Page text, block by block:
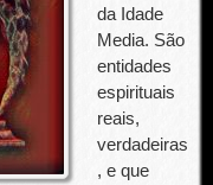
da Idade
Media. São
entidades
espirituais
reais,
verdadeiras
, e que